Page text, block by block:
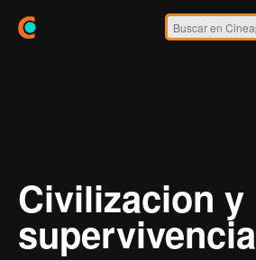
Civilizacion y
supervivencia